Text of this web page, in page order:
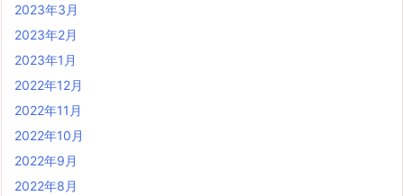
2023年3月
2023年2月
2023年1月
2022年12月
2022年11月
2022年10月
2022年9月
2022年8月